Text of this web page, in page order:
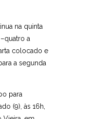
na quinta
a
colocado e
a segunda
para
(9), às 16h,